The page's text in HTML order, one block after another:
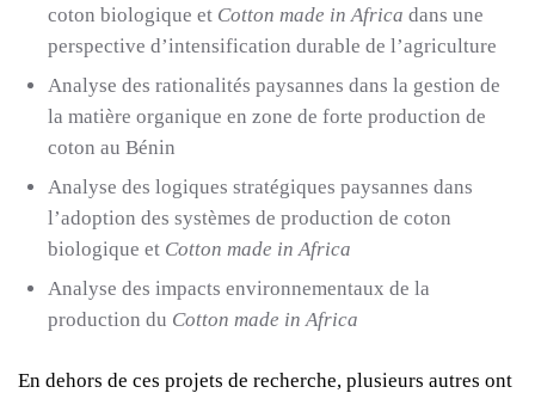
coton biologique et Cotton made in Africa dans une
perspective d’intensification durable de l’agriculture
Analyse des rationalités paysannes dans la gestion de
la matière organique en zone de forte production de
coton au Bénin
Analyse des logiques stratégiques paysannes dans
l’adoption des systèmes de production de coton
biologique et Cotton made in Africa
Analyse des impacts environnementaux de la
production du Cotton made in Africa
En dehors de ces projets de recherche, plusieurs autres ont